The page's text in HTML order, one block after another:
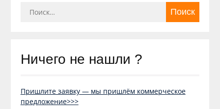
Ничего не нашли ?
Пришлите заявку — мы пришлём коммерческое
предложение>>>